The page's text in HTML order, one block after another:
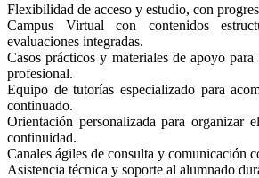
Flexibilidad de acceso y estudio, con
Campus Virtual con contenidos
evaluaciones integradas.
Casos prácticos y materiales de apoyo
profesional.
Equipo de tutorías especializado para
continuado.
Orientación personalizada para organizar
continuidad.
Canales ágiles de consulta y comunicación
Asistencia técnica y soporte al alumnado